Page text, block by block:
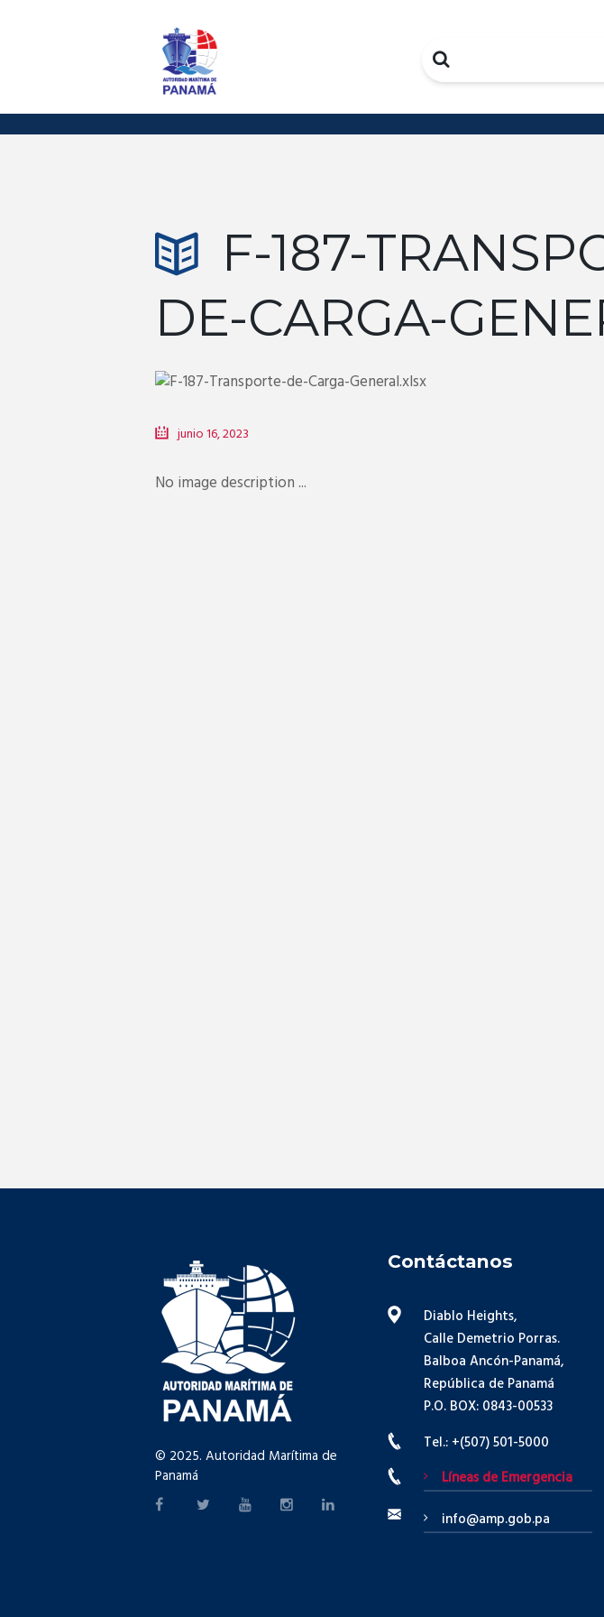
Search
F-187-
DE-CARGA-
junio 16, 2023
No image description ...
© 2025. Autoridad Marítima de
Panamá
Contáctanos
Diablo Heights,
Calle Demetrio Porras.
Balboa Ancón-Panamá,
República de Panamá
P.O. BOX: 0843-00533
Tel.: +(507) 501-5000
Líneas de Emergencia
info@amp.gob.pa